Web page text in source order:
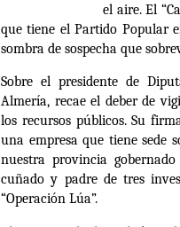
el aire.El
que tiene el Partido Popular
sombra de sospecha que
Sobre el presidente de
Almería, recae el deber de
los recursos públicos.Su
una empresa que tiene sede
nuestra provincia
cuñado y padre de tres
“Operación Lúa”.